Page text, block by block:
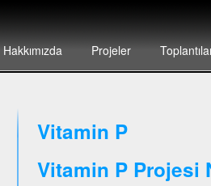
Hakkımızda Projeler
Vitamin P
Vitamin P Projesi